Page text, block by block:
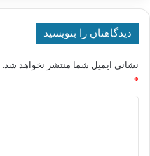
دیدگاهتان را بنویسید
نشانی ایمیل شما منتشر نخواهد شد.
*